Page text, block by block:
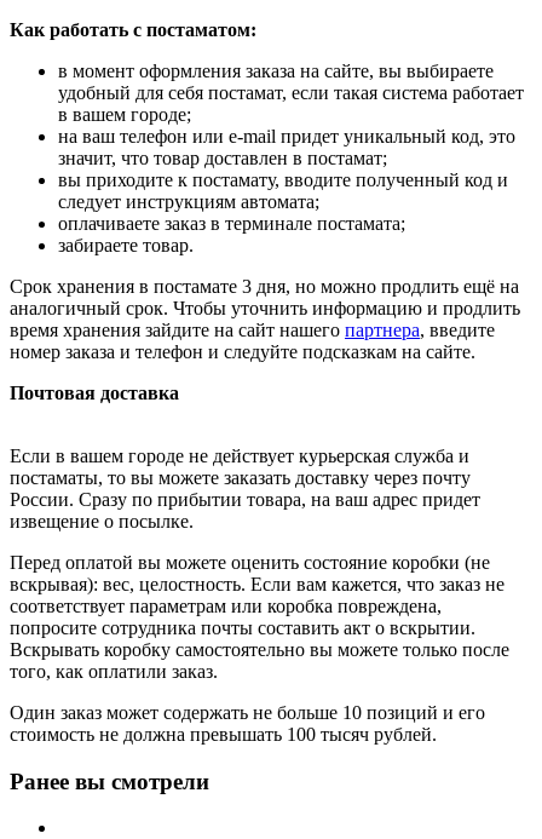
Как работать с постаматом:
в момент оформления заказа на сайте, вы выбираете
удобный для себя постамат, если такая система работает
в вашем городе;
на ваш телефон или e-mail придет уникальный код, это
значит, что товар доставлен в постамат;
вы приходите к постамату, вводите полученный код и
следует инструкциям автомата;
оплачиваете заказ в терминале постамата;
забираете товар.
Срок хранения в постамате 3 дня, но можно продлить ещё на
аналогичный срок. Чтобы уточнить информацию и продлить
время хранения зайдите на сайт нашего партнера, введите
номер заказа и телефон и следуйте подсказкам на сайте.
Почтовая доставка
Если в вашем городе не действует курьерская служба и
постаматы, то вы можете заказать доставку через почту
России. Сразу по прибытии товара, на ваш адрес придет
извещение о посылке.
Перед оплатой вы можете оценить состояние коробки (не
вскрывая): вес, целостность. Если вам кажется, что заказ не
соответствует параметрам или коробка повреждена,
попросите сотрудника почты составить акт о вскрытии.
Вскрывать коробку самостоятельно вы можете только после
того, как оплатили заказ.
Один заказ может содержать не больше 10 позиций и его
стоимость не должна превышать 100 тысяч рублей.
Ранее вы смотрели